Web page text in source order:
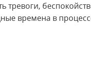
времена в